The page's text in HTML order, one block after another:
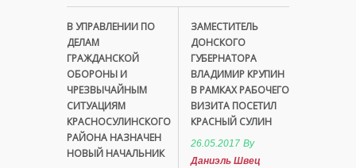
В УПРАВЛЕНИИ ПО
ДЕЛАМ
ГРАЖДАНСКОЙ
ОБОРОНЫ И
ЧРЕЗВЫЧАЙНЫМ
СИТУАЦИЯМ
КРАСНОСУЛИНСКОГО
РАЙОНА НАЗНАЧЕН
НОВЫЙ НАЧАЛЬНИК
ЗАМЕСТИТЕЛЬ
ДОНСКОГО
ГУБЕРНАТОРА
ВЛАДИМИР КРУПИН
В РАМКАХ РАБОЧЕГО
ВИЗИТА ПОСЕТИЛ
КРАСНЫЙ СУЛИН
26.05.2017 By
Даниэль Швец